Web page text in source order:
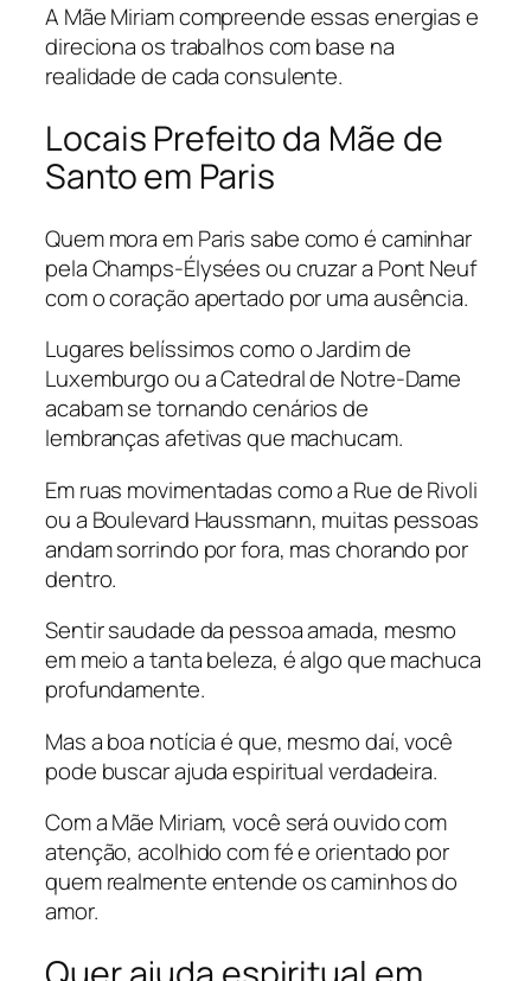
A Mãe Miriam compreende essas energias e
direciona os trabalhos com base na
realidade de cada consulente.
Locais Prefeito da Mãe de
Santo em Paris
Quem mora em Paris sabe como é caminhar
pela Champs-Élysées ou cruzar a Pont Neuf
com o coração apertado por uma ausência.
Lugares belíssimos como o Jardim de
Luxemburgo ou a Catedral de Notre-Dame
acabam se tornando cenários de
lembranças afetivas que machucam.
Em ruas movimentadas como a Rue de Rivoli
ou a Boulevard Haussmann, muitas pessoas
andam sorrindo por fora, mas chorando por
dentro.
Sentir saudade da pessoa amada, mesmo
em meio a tanta beleza, é algo que machuca
profundamente.
Mas a boa notícia é que, mesmo daí, você
pode buscar ajuda espiritual verdadeira.
Com a Mãe Miriam, você será ouvido com
atenção, acolhido com fé e orientado por
quem realmente entende os caminhos do
amor.